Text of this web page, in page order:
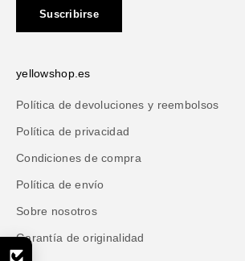
Suscribirse
yellowshop.es
Política de devoluciones y reembolsos
Política de privacidad
Condiciones de compra
Política de envío
Sobre nosotros
Garantía de originalidad